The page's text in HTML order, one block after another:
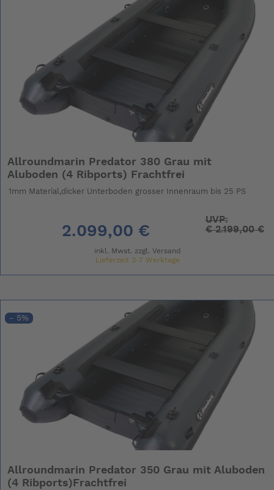
Allroundmarin Predator 380 Grau mit
Aluboden (4 Ribports) Frachtfrei
1mm Material,dicker Unterboden grosser Innenraum bis 25 PS
2.099,00 €
UVP:
€2.199,00 €
inkl. Mwst. zzgl. Versand
Lieferzeit 3-7 Werktage
- 5%
Allroundmarin Predator 350 Grau mit Aluboden
(4 Ribports)Frachtfrei